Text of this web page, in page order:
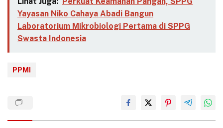
Yayasan Niko Cahaya Abadi Bangun
Laboratorium Mikrobiologi Pertama di SPPG
Swasta Indonesia
PPMI